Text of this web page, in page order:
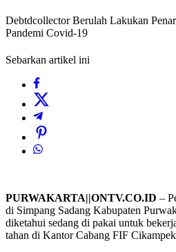
Debtdcollector Berulah Lakukan
Pandemi Covid-19
Sebarkan artikel ini
PURWAKARTA||ONTV.CO.ID –
di Simpang Sadang Kabupaten
diketahui sedang di pakai untuk
tahan di Kantor Cabang FIF